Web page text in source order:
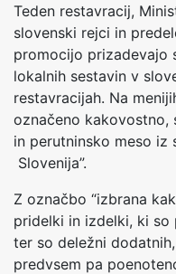
Teden restavracij,
slovenski rejci in
promocijo prizadevajo
lokalnih sestavin v
restavracijah. Na
označeno
in perutninsko meso iz
Slovenija”.
Z označbo “izbrana
pridelki in izdelki, ki so
ter so deležni
predvsem pa